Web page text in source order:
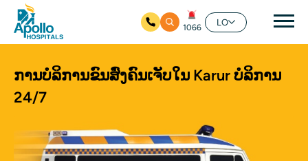
ຊີ້ນໍ
1066
LO
ການບໍລິການຂົນສົ່ງຄົນເຈັບໃນ Karurບໍລິການ
24/7